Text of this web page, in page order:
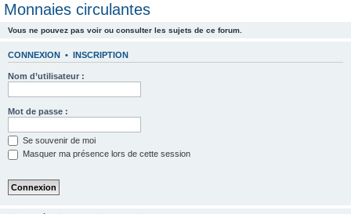
Monnaies circulantes
Vous ne pouvez pas voir ou consulter les sujets de ce forum.
CONNEXION • INSCRIPTION
Nom d’utilisateur :
Mot de passe :
Se souvenir de moi
Masquer ma présence lors de cette session